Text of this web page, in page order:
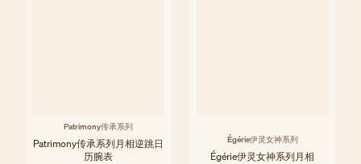
Patrimony传承系列
Patrimony传承系列月相逆跳日
历腕表
Égérie伊灵女神系列
Égérie伊灵女神系列月相